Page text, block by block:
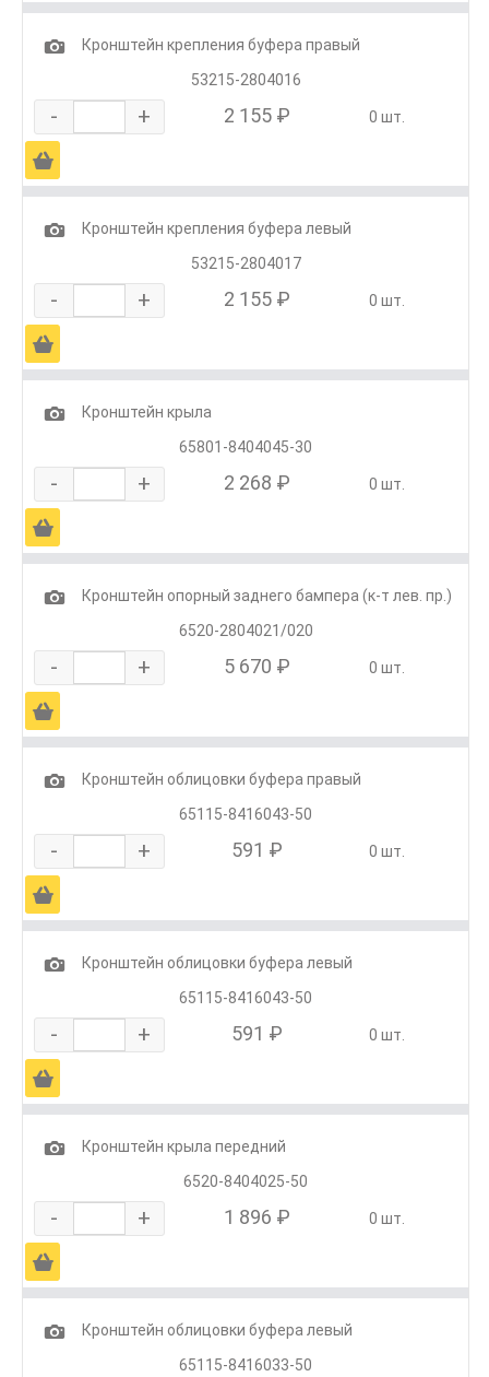
1
Кронштейн крепления буфера правый
53215-2804016
- + 2 155 ₽ 0 шт.
Ä
1
Кронштейн крепления буфера левый
53215-2804017
- + 2 155 ₽ 0 шт.
Ä
1
Кронштейн крыла
65801-8404045-30
- + 2 268 ₽ 0 шт.
Ä
1
Кронштейн опорный заднего бампера (к-т лев. пр.)
6520-2804021/020
- + 5 670 ₽ 0 шт.
Ä
1
Кронштейн облицовки буфера правый
65115-8416043-50
- + 591 ₽ 0 шт.
Ä
1
Кронштейн облицовки буфера левый
65115-8416043-50
- + 591 ₽ 0 шт.
Ä
1
Кронштейн крыла передний
6520-8404025-50
- + 1 896 ₽ 0 шт.
Ä
1
Кронштейн облицовки буфера левый
65115-8416033-50